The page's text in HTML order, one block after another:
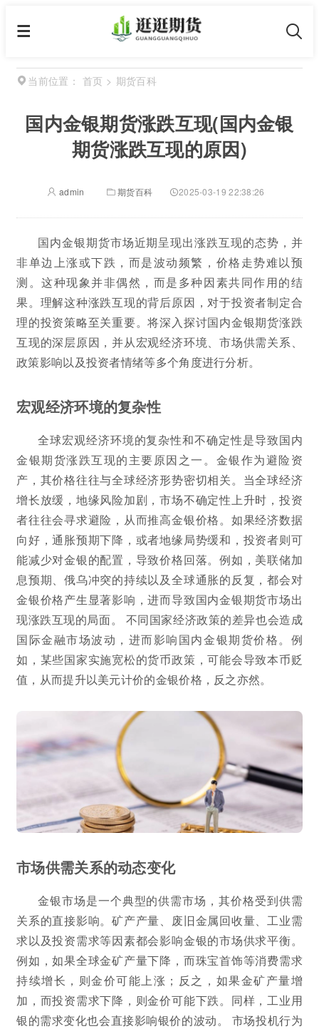
当前位置： 首页 > 期货百科
国内金银期货涨跌互现(国内金银
期货涨跌互现的原因)
admin 期货百科 2025-03-19 22:38:26
国内金银期货市场近期呈现出涨跌互现的态势，并
非单边上涨或下跌，而是波动频繁，价格走势难以预
测。这种现象并非偶然，而是多种因素共同作用的结
果。理解这种涨跌互现的背后原因，对于投资者制定合
理的投资策略至关重要。将深入探讨国内金银期货涨跌
互现的深层原因，并从宏观经济环境、市场供需关系、
政策影响以及投资者情绪等多个角度进行分析。
宏观经济环境的复杂性
全球宏观经济环境的复杂性和不确定性是导致国内
金银期货涨跌互现的主要原因之一。金银作为避险资
产，其价格往往与全球经济形势密切相关。当全球经济
增长放缓，地缘风险加剧，市场不确定性上升时，投资
者往往会寻求避险，从而推高金银价格。如果经济数据
向好，通胀预期下降，或者地缘局势缓和，投资者则可
能减少对金银的配置，导致价格回落。例如，美联储加
息预期、俄乌冲突的持续以及全球通胀的反复，都会对
金银价格产生显著影响，进而导致国内金银期货市场出
现涨跌互现的局面。 不同国家经济政策的差异也会造成
国际金融市场波动，进而影响国内金银期货价格。例
如，某些国家实施宽松的货币政策，可能会导致本币贬
值，从而提升以美元计价的金银价格，反之亦然。
市场供需关系的动态变化
金银市场是一个典型的供需市场，其价格受到供需
关系的直接影响。矿产产量、废旧金属回收量、工业需
求以及投资需求等因素都会影响金银的市场供求平衡。
例如，如果全球金矿产量下降，而珠宝首饰等消费需求
持续增长，则金价可能上涨；反之，如果金矿产量增
加，而投资需求下降，则金价可能下跌。同样，工业用
银的需求变化也会直接影响银价的波动。 市场投机行为